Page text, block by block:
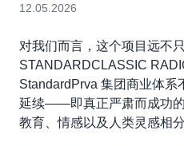
12.05.2026
对我们而言，这个项目远不
STANDARDCLASSIC
StandardPrva 集团商业体系
延续——即真正严肃而成功的
教育、情感以及人类灵感相分